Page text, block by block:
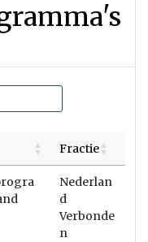
Fractie
Nederlan
d
Verbonde
n